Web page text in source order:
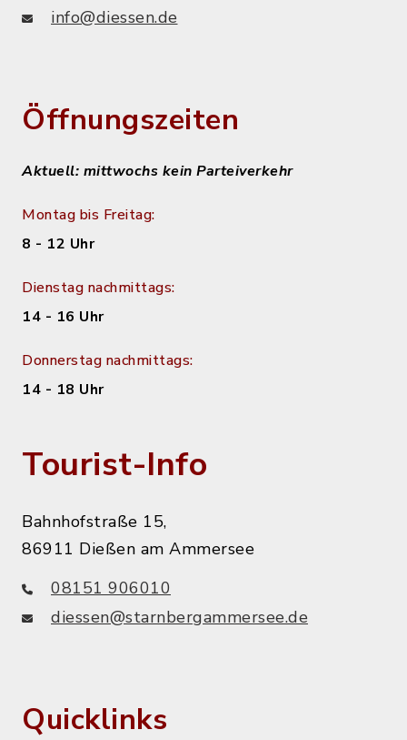
info@diessen.de
Öffnungszeiten
Aktuell: mittwochs kein Parteiverkehr
Montag bis Freitag:
8 - 12 Uhr
Dienstag nachmittags:
14 - 16 Uhr
Donnerstag nachmittags:
14 - 18 Uhr
Tourist-Info
Bahnhofstraße 15,
86911 Dießen am Ammersee
08151 906010
diessen@starnbergammersee.de
Quicklinks